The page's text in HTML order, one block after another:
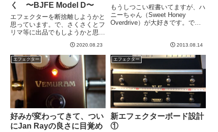
く 〜BJFE Model D〜
エフェクターを断捨離しようかと
思っています。で、さくさくとフ
リマ等に出品でもしようかと思っ
ログに一回も書いてないものもた
くさんある気がします。特に一時
期ハマりまくったBJFEのペダル
はHBEとDRDくらいしか書...
2020.08.23
もうしつこい程書いてますが、ハ
ニーちゃん（Sweet Honey
Overdrive）が大好きです。でも
活用したいわけです。ゆうすけさ
んからは、Little Green Wonde...
2013.08.14
エフェクター
好みが変わってきて、つい
にJan Rayの良さに目覚め
エフェクター
新エフェクターボード設計
①